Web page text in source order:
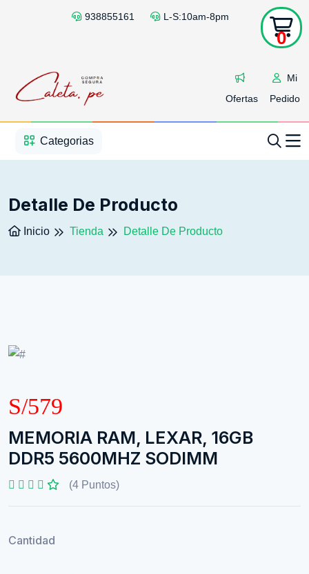
938855161 L-S:10am-8pm
Ofertas
Mi
Pedido
0
Categorias
Detalle De Producto
Inicio Tienda Detalle De Producto
S/579
MEMORIA RAM, LEXAR, 16GB
DDR5 5600MHZ SODIMM
(4 Puntos)
Cantidad